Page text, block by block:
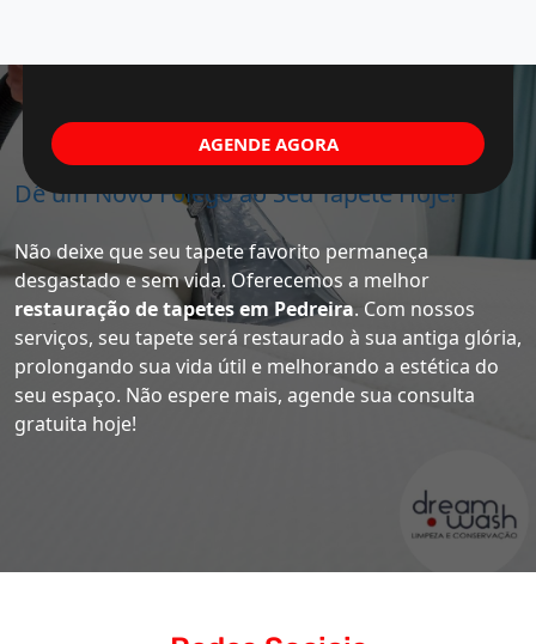
Dê um Novo Fôlego ao Seu Tapete Hoje!
Não deixe que seu tapete favorito permaneça
desgastado e sem vida. Oferecemos a melhor
restauração de tapetes em Pedreira. Com nossos
serviços, seu tapete será restaurado à sua antiga glória,
prolongando sua vida útil e melhorando a estética do
seu espaço. Não espere mais, agende sua consulta
gratuita hoje!
AGENDE AGORA